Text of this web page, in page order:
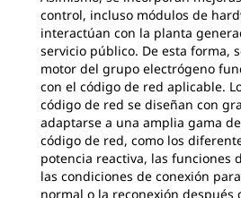
control, incluso módulos de
interactúan con la planta
servicio público. De esta forma,
motor del grupo electrógeno
con el código de red aplicable.
código de red se diseñan con
adaptarse a una amplia gama
código de red, como los
potencia reactiva, las funciones
las condiciones de conexión
normal o la reconexión después